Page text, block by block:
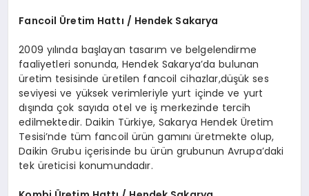
Fancoil Üretim Hattı / Hendek Sakarya
2009 yılında başlayan tasarım ve belgelendirme
faaliyetleri sonunda, Hendek Sakarya’da bulunan
üretim tesisinde üretilen fancoil cihazlar,düşük ses
seviyesi ve yüksek verimleriyle yurt içinde ve yurt
dışında çok sayıda otel ve iş merkezinde tercih
edilmektedir. Daikin Türkiye, Sakarya Hendek Üretim
Tesisi’nde tüm fancoil ürün gamını üretmekte olup,
Daikin Grubu içerisinde bu ürün grubunun Avrupa’daki
tek üreticisi konumundadır.